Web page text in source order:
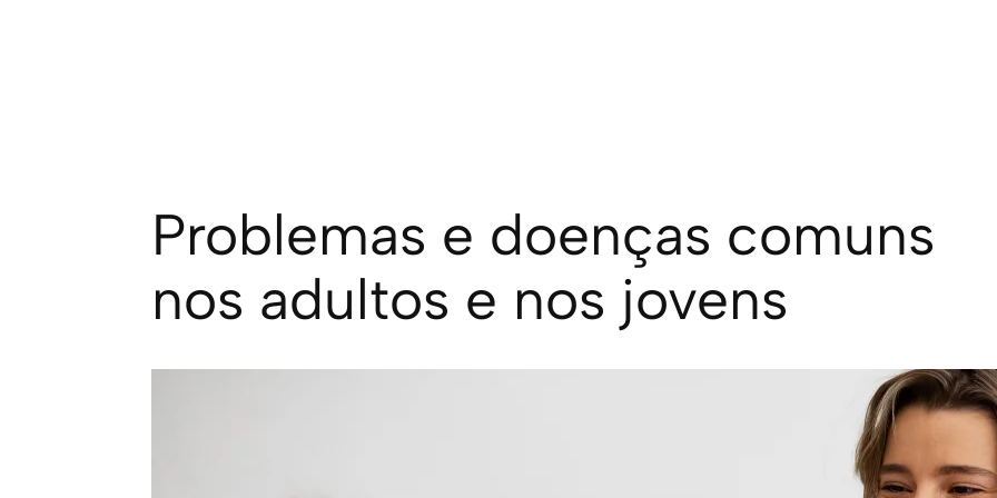
Problemas e doenças comuns
nos adultos e nos jovens